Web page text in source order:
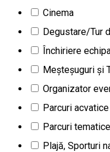
Cinema
Degustare/Tur
Închiriere
Meşteşuguri şi
Organizator
Parcuri acvatice
Parcuri
Plajă, Sporturi
Alpine Coaster